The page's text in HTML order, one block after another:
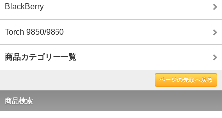
BlackBerry
Torch 9850/9860
商品カテゴリー一覧
ページの先頭へ戻る
商品検索